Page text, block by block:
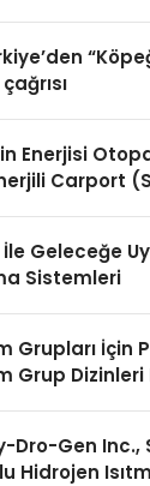
Enerjisi
Carport
Geleceğe
Sistemleri
Grupları İçin
Grup Dizinleri
Dro-Gen Inc.,
Hidrojen